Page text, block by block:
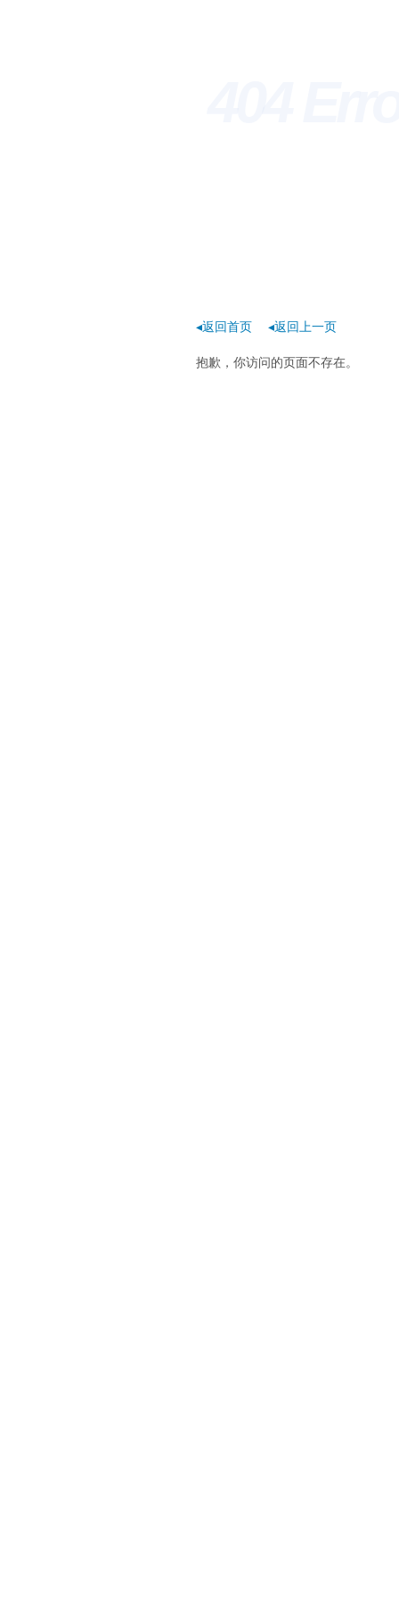
◂返回首页 ◂返回上一页
抱歉，你访问的页面不存在。